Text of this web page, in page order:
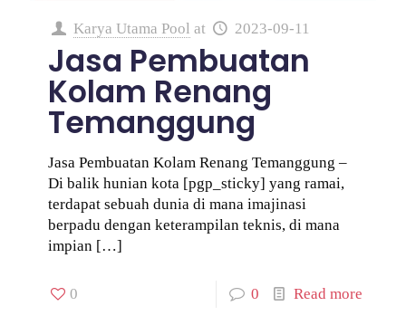
Karya Utama Pool at 2023-09-11
Jasa Pembuatan
Kolam Renang
Temanggung
Jasa Pembuatan Kolam Renang Temanggung –
Di balik hunian kota [pgp_sticky] yang ramai,
terdapat sebuah dunia di mana imajinasi
berpadu dengan keterampilan teknis, di mana
impian […]
0 0 Read more